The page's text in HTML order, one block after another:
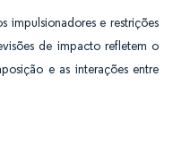
impulsionadores e restrições
de impacto refletem o
e as interações entre